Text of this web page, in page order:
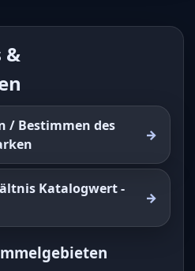
&
/ Bestimmen des
Katalogwert -